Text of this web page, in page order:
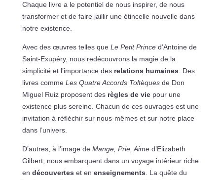
Chaque livre a le potentiel de nous inspirer, de nous
transformer et de faire jaillir une étincelle nouvelle dans
notre existence.
Avec des œuvres telles que Le Petit Princed’Antoine de
Saint-Exupéry, nous redécouvrons la magie de la
simplicité et l’importance des relations humaines . Des
livres comme Les Quatre Accords Toltèquesde Don
Miguel Ruiz proposent des règles de viepour une
existence plus sereine. Chacun de ces ouvrages est une
invitation à réfléchir sur nous-mêmes et sur notre place
dans l’univers.
D’autres, à l’image de Mange, Prie, Aimed’Elizabeth
Gilbert, nous embarquent dans un voyage intérieur riche
en découvertes et en enseignements . La quête du